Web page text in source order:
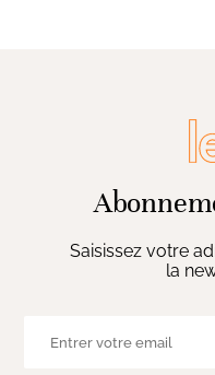
Saisissez votre
la